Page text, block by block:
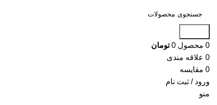
0 محصول 0 تومان
0 علاقه مندی
0 مقایسه
ورود / ثبت نام
منو